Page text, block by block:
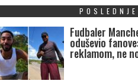
POSLEDNJE
Fudbaler
oduševio
reklamom, ne